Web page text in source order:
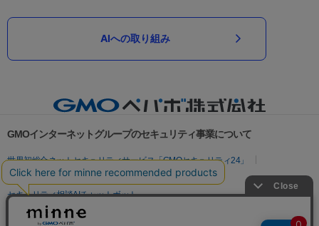
AIへの取り組み
GMOインターネットグループのセキュリティ事業について
世界初総合ネットセキュリティサービス「GMOセキュリティ24」
パスワード漏洩診断
Webサイトリスク診断
セキュリティ相談AIチャットボット
実在証明・盗聴対策